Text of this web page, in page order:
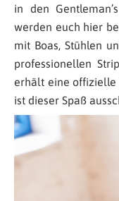
in den
werden euch hier
mit Boas, Stühlen
professionellen
erhält eine offizielle
ist dieser Spaß